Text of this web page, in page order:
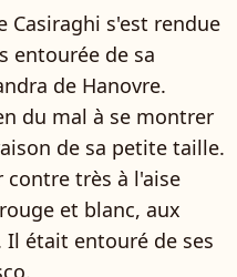
Casiraghi s'est rendue
entourée de sa
de Hanovre.
du mal à se montrer
de sa petite taille.
contre très à l'aise
et blanc, aux
était entouré de ses